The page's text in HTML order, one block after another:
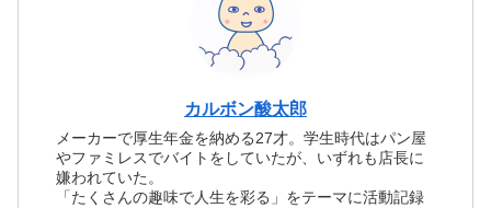
カルボン酸太郎
メーカーで厚生年金を納める27才。学生時代はパン屋
やファミレスでバイトをしていたが、いずれも店長に
嫌われていた。
「たくさんの趣味で人生を彩る」をテーマに活動記録